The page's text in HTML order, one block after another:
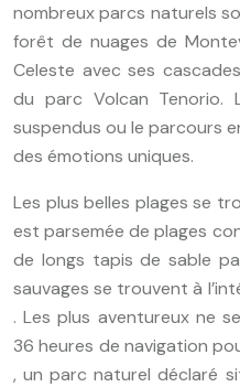
nombreux parcs naturels
forêt de nuages ​​de
Celeste avec ses
du parc Volcan Tenorio.
suspendus ou le parcours
des émotions uniques.
Les plus belles plages se
est parsemée de plages
de longs tapis de sable
sauvages se trouvent à
. Les plus aventureux ne
36 heures de navigation
, un parc naturel déclaré